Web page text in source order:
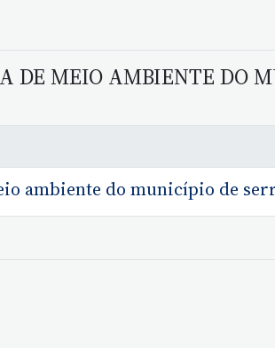
DE MEIO AMBIENTE DO
ambiente do município de